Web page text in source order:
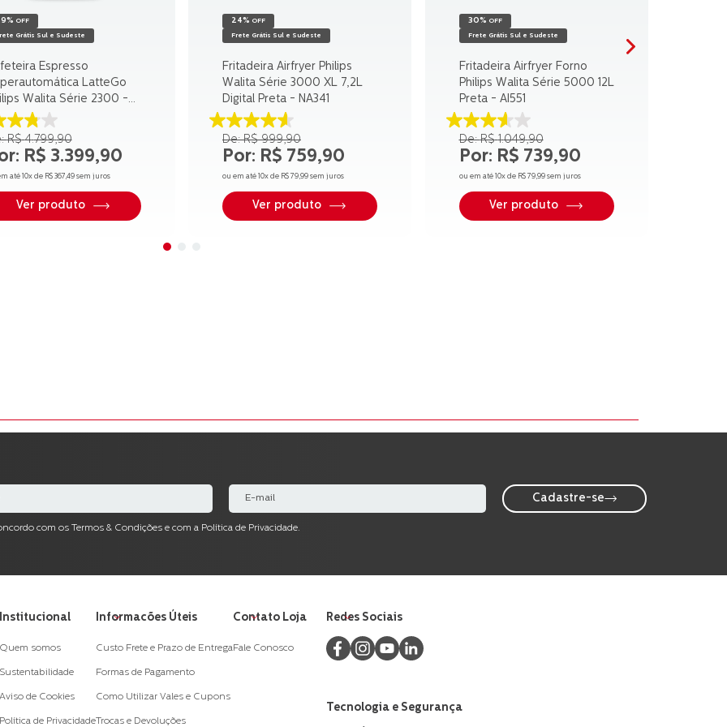
OFF
Grátis Sul e Sudeste
Espresso
LatteGo
Walita Série 2300 -
R$ 4.799,90
R$ 3.399,90
até 10x de R$ 367, 49sem juros
Ver produto
24% OFF
Frete Grátis Sul e Sudeste
Fritadeira Airfryer Philips
Walita Série 3000 XL 7,2L
Digital Preta - NA341
4.6
de
5
estrelas.
avaliações
R$ 999,90
R$ 759,90
ou em até10x de R$ 79 ,99 sem juros
Ver produto
30% OFF
Frete Grátis Sul e Sudeste
Fritadeira Airfryer Forno
Philips Walita Série 5000 12L
Preta - AI551
3.6
de
5
estrelas.
avaliações
R$ 1.049,90
R$ 739,90
ou em até 10x de R$ 79, 99sem juros
Ver produto
com os Termos & Condições e com a Política de Privacidade.
Cadastre-se
Institucional
Quem somos
Sustentabilidade
Aviso de Cookies
Política de Privacidade
Informacões Úteis
Custo Frete e Prazo de Entrega
Formas de Pagamento
Como Utilizar Vales e Cupons
Trocas e Devoluções
Contato Loja
Fale Conosco
Redes Sociais
Tecnologia e Segurança